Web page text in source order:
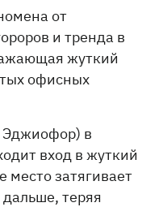
от
и тренда в
жуткий
офисных
Эджиофор) в
вход в жуткий
место затягивает
дальше, теряя